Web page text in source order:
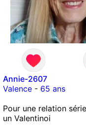
Annie-2607
Valence - 65 ans
Pour une relation
un Valentinoi